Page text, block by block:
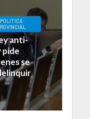
POLITICA
anti-
pide
se